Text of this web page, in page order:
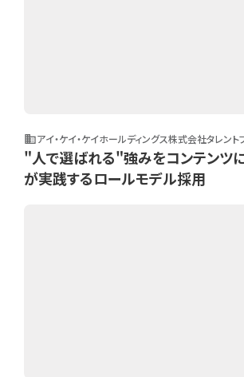
businessアイ・ケイ・ケイホールディングス株式会社タレント
"人で選ばれる"強みをコンテンツ
が実践するロールモデル採用